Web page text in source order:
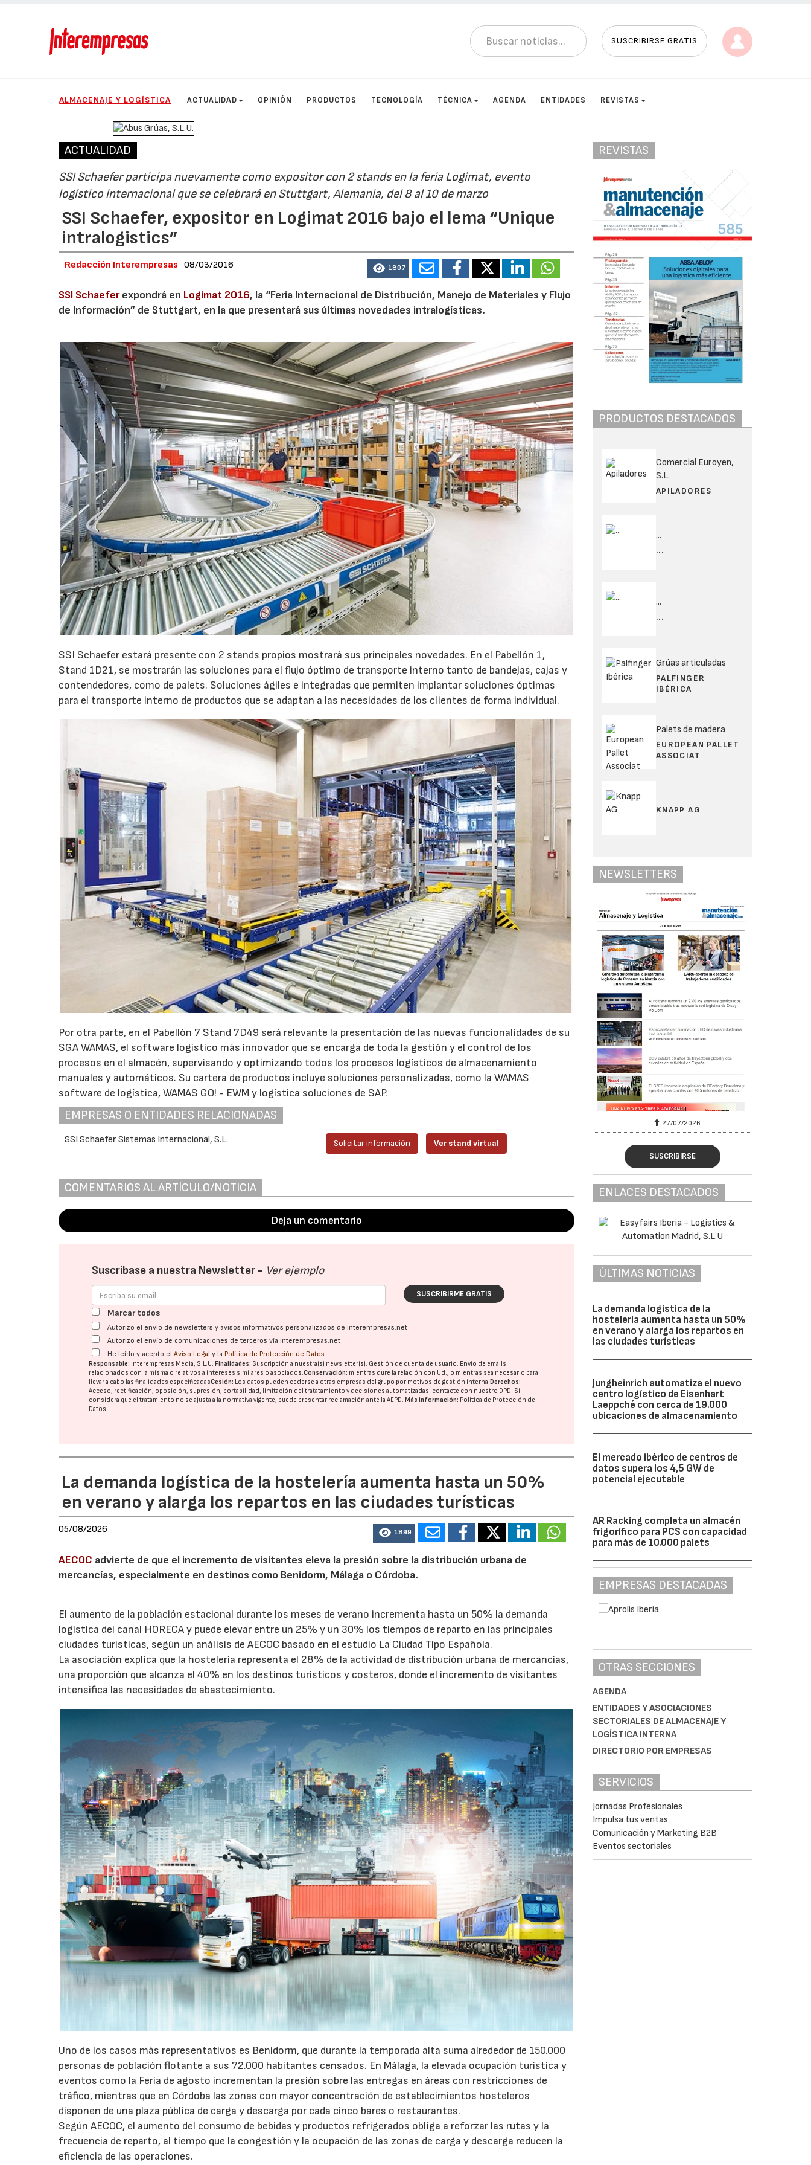
SUSCRIBIRSE GRATIS
ALMACENAJE Y LOGÍSTICA ACTUALIDAD OPINIÓN PRODUCTOS TECNOLOGÍA TÉCNICA AGENDA ENTIDADES REVISTAS
ACTUALIDAD
SSI Schaefer participa nuevamente como expositor con 2 stands en la feria Logimat, evento
logístico internacional que se celebrará en Stuttgart, Alemania, del 8 al 10 de marzo
SSI Schaefer, expositor en Logimat 2016 bajo el lema “Unique
intralogistics”
Redacción Interempresas 08/03/2016 1807
SSI Schaeferexpondrá en Logimat 2016, la “Feria Internacional de Distribución, Manejo de Materiales y Flujo
de Información” de Stuttgart, en la que presentará sus últimas novedades intralogísticas.
SSI Schaefer estará presente con 2 stands propios mostrará sus principales novedades. En el Pabellón 1,
Stand 1D21, se mostrarán las soluciones para el flujo óptimo de transporte interno tanto de bandejas, cajas y
contendedores, como de palets. Soluciones ágiles e integradas que permiten implantar soluciones óptimas
para el transporte interno de productos que se adaptan a las necesidades de los clientes de forma individual.
Por otra parte, en el Pabellón 7 Stand 7D49 será relevante la presentación de las nuevas funcionalidades de su
SGA WAMAS, el software logístico más innovador que se encarga de toda la gestión y el control de los
procesos en el almacén, supervisando y optimizando todos los procesos logísticos de almacenamiento
manuales y automáticos. Su cartera de productos incluye soluciones personalizadas, como la WAMAS
software de logística, WAMAS GO! - EWM y logística soluciones de SAP.
EMPRESAS O ENTIDADES RELACIONADAS
SSI Schaefer Sistemas Internacional, S.L. Solicitar información Ver stand virtual
COMENTARIOS AL ARTÍCULO/NOTICIA
Deja un comentario
Suscríbase a nuestra Newsletter - Ver ejemplo
SUSCRIBIRME GRATIS
Marcar todos
Autorizo el envío de newsletters y avisos informativos personalizados de interempresas.net
Autorizo el envío de comunicaciones de terceros vía interempresas.net
He leído y acepto elAviso Legal y la Política de Protección de Datos
Responsable: Interempresas Media, S.L.U. Finalidades: Suscripción a nuestra(s) newsletter(s). Gestión de cuenta de usuario. Envío de emails
relacionados con la misma o relativos a intereses similares o asociados.Conservación: mientras dure la relación con Ud., o mientras sea necesario para
llevar a cabo las finalidades especificadasCesión: Los datos pueden cederse a otras empresas del grupo por motivos de gestión interna. Derechos:
Acceso, rectificación, oposición, supresión, portabilidad, limitación del tratatamiento y decisiones automatizadas: contacte con nuestro DPD. Si
considera que el tratamiento no se ajusta a la normativa vigente, puede presentar reclamación ante laAEPD. Más información: Política de Protección de
Datos
La demanda logística de la hostelería aumenta hasta un 50%
en verano y alarga los repartos en las ciudades turísticas
05/08/2026 1899
AECOC advierte de que el incremento de visitantes eleva la presión sobre la distribución urbana de
mercancías, especialmente en destinos como Benidorm, Málaga o Córdoba.
El aumento de la población estacional durante los meses de verano incrementa hasta un 50% la demanda
logística del canal HORECA y puede elevar entre un 25% y un 30% los tiempos de reparto en las principales
ciudades turísticas, según un análisis de AECOC basado en el estudio La Ciudad Tipo Española.
La asociación explica que la hostelería representa el 28% de la actividad de distribución urbana de mercancías,
una proporción que alcanza el 40% en los destinos turísticos y costeros, donde el incremento de visitantes
intensifica las necesidades de abastecimiento.
Uno de los casos más representativos es Benidorm, que durante la temporada alta suma alrededor de 150.000
personas de población flotante a sus 72.000 habitantes censados. En Málaga, la elevada ocupación turística y
eventos como la Feria de agosto incrementan la presión sobre las entregas en áreas con restricciones de
tráfico, mientras que en Córdoba las zonas con mayor concentración de establecimientos hosteleros
disponen de una plaza pública de carga y descarga por cada cinco bares o restaurantes.
Según AECOC, el aumento del consumo de bebidas y productos refrigerados obliga a reforzar las rutas y la
frecuencia de reparto, al tiempo que la congestión y la ocupación de las zonas de carga y descarga reducen la
eficiencia de las operaciones.
REVISTAS
PRODUCTOS DESTACADOS
Comercial Euroyen,
S.L.
APILADORES
...
...
...
...
Grúas articuladas
PALFINGER
IBÉRICA
Palets de madera
EUROPEAN PALLET
ASSOCIAT
KNAPP AG
NEWSLETTERS
27/07/2026 29/07/2026 27/07/2026
SUSCRIBIRSE
ENLACES DESTACADOS
ÚLTIMAS NOTICIAS
La demanda logística de la
hostelería aumenta hasta un 50%
en verano y alarga los repartos en
las ciudades turísticas
Jungheinrich automatiza el nuevo
centro logístico de Eisenhart
Laeppché con cerca de 19.000
ubicaciones de almacenamiento
El mercado ibérico de centros de
datos supera los 4,5 GW de
potencial ejecutable
AR Racking completa un almacén
frigorífico para PCS con capacidad
para más de 10.000 palets
EMPRESAS DESTACADAS
OTRAS SECCIONES
AGENDA
ENTIDADES Y ASOCIACIONES
SECTORIALES DE ALMACENAJE Y
LOGÍSTICA INTERNA
DIRECTORIO POR EMPRESAS
SERVICIOS
Jornadas Profesionales
Impulsa tus ventas
Comunicación y Marketing B2B
Eventos sectoriales